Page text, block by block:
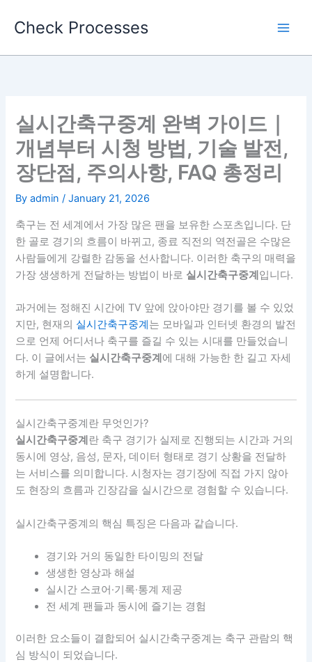
Check Processes
실시간축구중계 완벽 가이드｜
개념부터 시청 방법, 기술 발전,
장단점, 주의사항, FAQ 총정리
Byadmin/January 21, 2026
축구는 전 세계에서 가장 많은 팬을 보유한 스포츠입니다. 단
한 골로 경기의 흐름이 바뀌고, 종료 직전의 역전골은 수많은
사람들에게 강렬한 감동을 선사합니다. 이러한 축구의 매력을
가장 생생하게 전달하는 방법이 바로 실시간축구중계 입니다.
과거에는 정해진 시간에 TV 앞에 앉아야만 경기를 볼 수 있었
지만, 현재의 실시간축구중계는 모바일과 인터넷 환경의 발전
으로 언제 어디서나 축구를 즐길 수 있는 시대를 만들었습니
다. 이 글에서는 실시간축구중계 에 대해 가능한 한 길고 자세
하게 설명합니다.
실시간축구중계란 무엇인가?
실시간축구중계 란 축구 경기가 실제로 진행되는 시간과 거의
동시에 영상, 음성, 문자, 데이터 형태로 경기 상황을 전달하
는 서비스를 의미합니다. 시청자는 경기장에 직접 가지 않아
도 현장의 흐름과 긴장감을 실시간으로 경험할 수 있습니다.
실시간축구중계의 핵심 특징은 다음과 같습니다.
경기와 거의 동일한 타이밍의 전달
생생한 영상과 해설
실시간 스코어·기록·통계 제공
전 세계 팬들과 동시에 즐기는 경험
이러한 요소들이 결합되어 실시간축구중계는 축구 관람의 핵
심 방식이 되었습니다.